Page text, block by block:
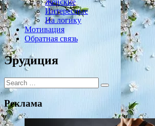
Женские
Интересные
На логику
Мотивация
Обратная связь
Эрудиция
Search
for:
Реклама